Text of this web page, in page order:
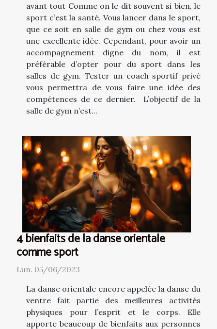
avant tout Comme on le dit souvent si bien, le
sport c’est la santé. Vous lancer dans le sport,
que ce soit en salle de gym ou chez vous est
une excellente idée. Cependant, pour avoir un
accompagnement digne du nom, il est
préférable d’opter pour du sport dans les
salles de gym. Tester un coach sportif privé
vous permettra de vous faire une idée des
compétences de ce dernier. L’objectif de la
salle de gym n’est...
4 bienfaits de la danse orientale
comme sport
Lun. 05/06/2023
La danse orientale encore appelée la danse du
ventre fait partie des meilleures activités
physiques pour l’esprit et le corps. Elle
apporte beaucoup de bienfaits aux personnes